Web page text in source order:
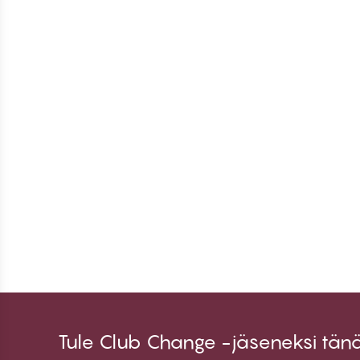
Tule Club Change -jäseneksi